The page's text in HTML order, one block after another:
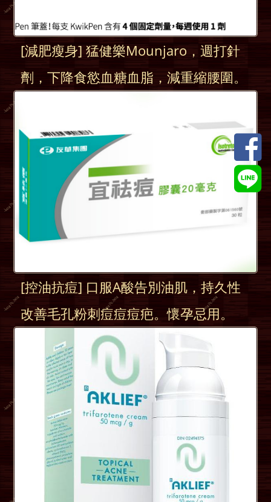
[減肥瘦身] 猛健樂Mounjaro，週打針
劑，下降食慾血糖血脂，減重縮腰圍。
[控油抗痘] 口服A酸告別油肌，持久性
改善毛孔粉刺痘痘痘疤。懷孕忌用。